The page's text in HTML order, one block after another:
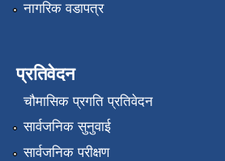
नागरिक वडापत्र
प्रतिवेदन
चौमासिक प्रगति प्रतिवेदन
सार्वजनिक सुनुवाई
सार्वजनिक परीक्षण